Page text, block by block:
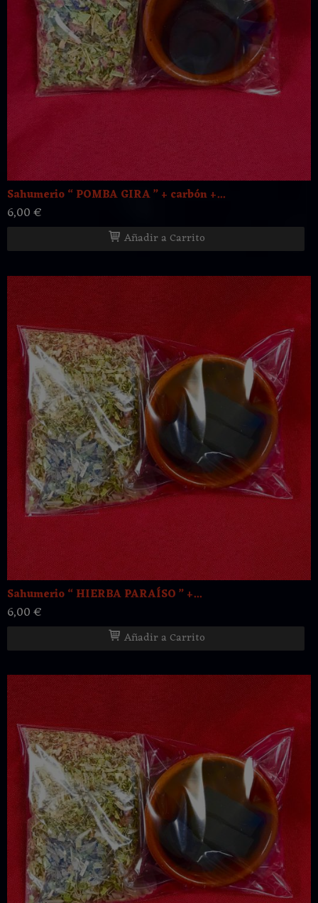
Sahumerio “ POMBA GIRA ” + carbón +...
6,00 €
Añadir a Carrito
Sahumerio “ HIERBA PARAÍSO ” +...
6,00 €
Añadir a Carrito